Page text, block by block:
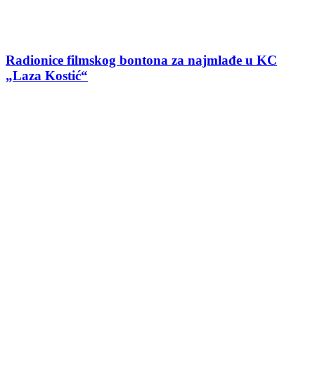
Radionice filmskog bontona za najmlađe u KC
„Laza Kostić“